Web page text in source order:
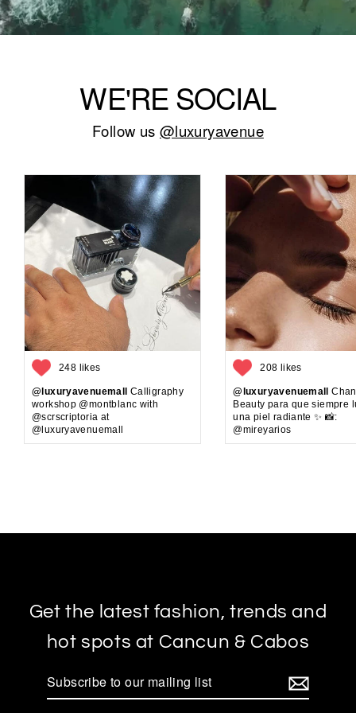
WE'RE SOCIAL
Follow us @luxuryavenue
248 likes
@luxuryavenuemall
Calligraphy
workshop @montblanc with
@scrscriptoria at
@luxuryavenuemall
208 likes
@luxuryavenuemall
Beauty para que siempre
una piel radiante ✨ 📸:
@mireyarios
Get the latest fashion, trends and
hot spots at Cancun & Cabos
Subscribe